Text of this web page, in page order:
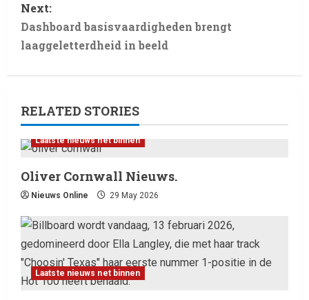
Next:
Dashboard basisvaardigheden brengt
laaggeletterdheid in beeld
RELATED STORIES
Laatste nieuws net binnen
Oliver Cornwall Nieuws.
Nieuws Online 29 May 2026
Laatste nieuws net binnen
2
Laatste nieuws net binnen
Billboard wordt vandaag, 13
februari 2026, gedomineerd
door Ella Langley, die met haar
track “Choosin’ Texas” haar